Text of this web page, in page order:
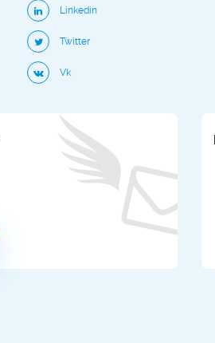
Linkedin
Twitter
Vk